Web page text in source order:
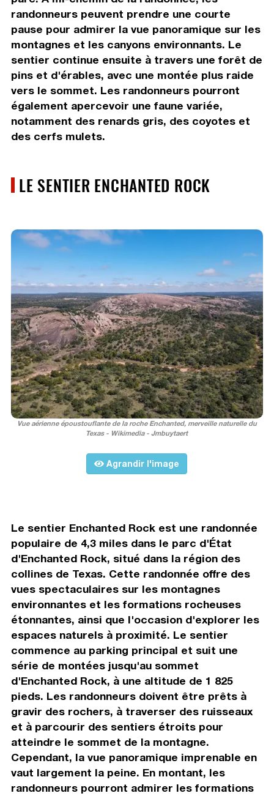
randonneurs peuvent prendre une courte
pause pour admirer la vue panoramique sur les
montagnes et les canyons environnants. Le
sentier continue ensuite à travers une forêt de
pins et d'érables, avec une montée plus raide
vers le sommet. Les randonneurs pourront
également apercevoir une faune variée,
notamment des renards gris, des coyotes et
des cerfs mulets.
LE SENTIER ENCHANTED ROCK
Vue aérienne époustouflante de la roche Enchanted, merveille naturelle du
Texas - Wikimedia - Jmbuytaert
Agrandir l'image
Le sentier Enchanted Rock est une randonnée
populaire de 4,3 miles dans le parc d'État
d'Enchanted Rock, situé dans la région des
collines de Texas. Cette randonnée offre des
vues spectaculaires sur les montagnes
environnantes et les formations rocheuses
étonnantes, ainsi que l'occasion d'explorer les
espaces naturels à proximité. Le sentier
commence au parking principal et suit une
série de montées jusqu'au sommet
d'Enchanted Rock, à une altitude de 1 825
pieds. Les randonneurs doivent être prêts à
gravir des rochers, à traverser des ruisseaux
et à parcourir des sentiers étroits pour
atteindre le sommet de la montagne.
Cependant, la vue panoramique imprenable en
vaut largement la peine. En montant, les
randonneurs pourront admirer les formations